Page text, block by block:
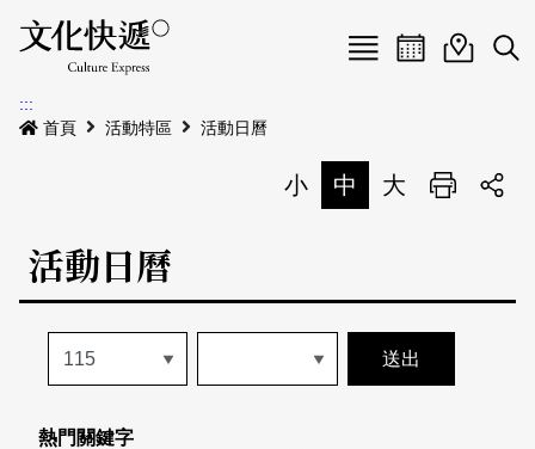
Menu
最新公告
本期專題
歷史專題
活動特區
活動列表
關於我們
活動日曆活動地圖
展
:::
首頁
活動特區 活動日曆
小 中 大 列印
活動日曆
熱門關鍵字